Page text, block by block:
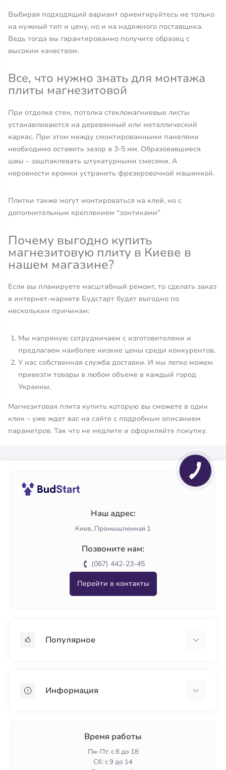
Выбирая подходящий вариант ориентируйтесь не только
на нужный тип и цену, но и на надежного поставщика.
Ведь тогда вы гарантированно получите образец с
высоким качеством.
Все, что нужно знать для монтажа
плиты магнезитовой
При отделке стен, потолка стекломагниевые листы
устанавливаются на деревянный или металлический
каркас. При этом между смонтированными панелями
необходимо оставить зазор в 3-5 мм. Образовавшиеся
швы – зашпаклевать штукатурными смесями. А
неровности кромки устранить фрезеровочной машинкой.
Плитки также могут монтироваться на клей, но с
дополнительным креплением “зонтиками”
Почему выгодно купить
магнезитовую плиту в Киеве в
нашем магазине?
Если вы планируете масштабный ремонт, то сделать заказ
в интернет-маркете Будстарт будет выгодно по
нескольким причинам:
Мы напрямую сотрудничаем с изготовителями и
предлагаем наиболее низкие цены среди конкурентов.
У нас собственная служба доставки. И мы легко можем
привезти товары в любом объеме в каждый город
Украины.
Магнезитовая плита купить которую вы сможете в один
клик – уже ждет вас на сайте с подробным описанием
параметров. Так что не медлите и оформляйте покупку.
Наш адрес:
Киев, Промышленная 1
Позвоните нам:
(067) 442-23-45
Перейти в контакты
Популярное
ПенопластИнформация
Время работы
Пн-Пт: с 8 до 18
Сб: с 9 до 14